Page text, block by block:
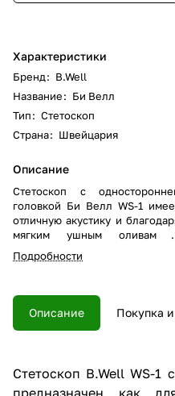
Характеристики
Бренд: B.Well
Название: Би Велл
Тип: Стетоскоп
Страна: Швейцария
Описание
Стетоскоп с
головкой Би Велл WS-1
отличную акустику и
мягким ушным оливам
прочным звукопроводящим
трубкам поможет получить
звук.
Подробности
Описание Покупка
Стетоскоп B.Well WS-1
предназначен как